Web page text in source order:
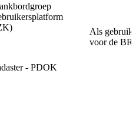
- PDOK
Als
voor de